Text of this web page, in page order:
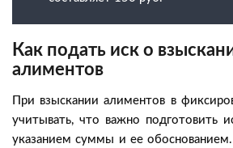
Как подать иск о
алиментов
При взыскании алиментов в
учитывать, что важно подготовить
указанием суммы и ее